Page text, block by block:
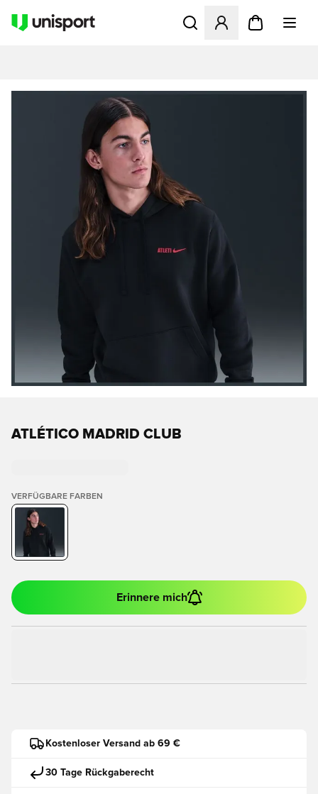
Öffnet ein Fenster zum
ATLÉTICO MADRID CLUB
VERFÜGBARE FARBEN
Erinnere mich
Kostenloser Versand ab 69 €
30 Tage Rückgaberecht